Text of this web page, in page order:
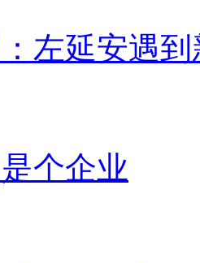
左延安遇
个企业